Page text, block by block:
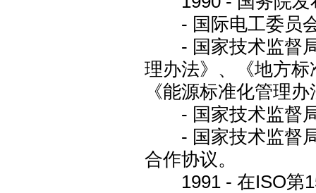
- 国际电工委员会
- 国家技术监督局
理办法》、《地方
《能源标准化管理
- 国家技术监督局
- 国家技术监督局
合作协议。
1991 - 在ISO第15